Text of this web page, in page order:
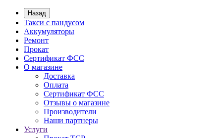
Назад
Такси с пандусом
Аккумуляторы
Ремонт
Прокат
Сертификат ФСС
О магазине
Доставка
Оплата
Сертификат ФСС
Отзывы о магазине
Производители
Наши партнеры
Услуги